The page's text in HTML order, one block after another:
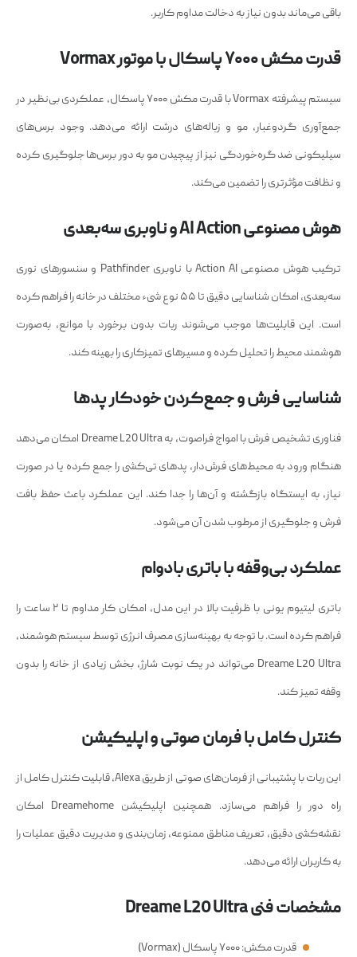
باقی می‌ماند بدون نیاز به دخالت مداوم کاربر.
قدرت مکش ۷۰۰۰ پاسکال با موتور Vormax
سیستم پیشرفته Vormax با قدرت مکش ۷۰۰۰ پاسکال، عملکردی بی‌نظیر در
جمع‌آوری گردوغبار، مو و زباله‌های درشت ارائه می‌دهد. وجود برس‌های
سیلیکونی ضد گره‌خوردگی نیز از پیچیدن مو به دور برس‌ها جلوگیری کرده
و نظافت مؤثرتری را تضمین می‌کند.
هوش مصنوعی AI Action و ناوبری سه‌بعدی
ترکیب هوش مصنوعی Action AI با ناوبری Pathfinder و سنسورهای نوری
سه‌بعدی، امکان شناسایی دقیق تا ۵۵ نوع شیء مختلف در خانه را فراهم کرده
است. این قابلیت‌ها موجب می‌شوند ربات بدون برخورد با موانع، به‌صورت
هوشمند محیط را تحلیل کرده و مسیرهای تمیزکاری را بهینه کند.
شناسایی فرش و جمع‌کردن خودکار پدها
فناوری تشخیص فرش با امواج فراصوت، به Dreame L20 Ultra امکان می‌دهد
هنگام ورود به محیط‌های فرش‌دار، پدهای تی‌کشی را جمع کرده یا در صورت
نیاز، به ایستگاه بازگشته و آن‌ها را جدا کند. این عملکرد باعث حفظ بافت
فرش و جلوگیری از مرطوب شدن آن می‌شود.
عملکرد بی‌وقفه با باتری بادوام
باتری لیتیوم یونی با ظرفیت بالا در این مدل، امکان کار مداوم تا ۲ ساعت را
فراهم کرده است. با توجه به بهینه‌سازی مصرف انرژی توسط سیستم هوشمند،
Dreame L20 Ultra می‌تواند در یک نوبت شارژ، بخش زیادی از خانه را بدون
وقفه تمیز کند.
کنترل کامل با فرمان صوتی و اپلیکیشن
این ربات با پشتیبانی از فرمان‌های صوتی از طریق Alexa، قابلیت کنترل کامل از
راه دور را فراهم می‌سازد. همچنین اپلیکیشن Dreamehome امکان
نقشه‌کشی دقیق، تعریف مناطق ممنوعه، زمان‌بندی و مدیریت دقیق عملیات را
به کاربران ارائه می‌دهد.
مشخصات فنی Dreame L20 Ultra
قدرت مکش: ۷۰۰۰ پاسکال (Vormax)